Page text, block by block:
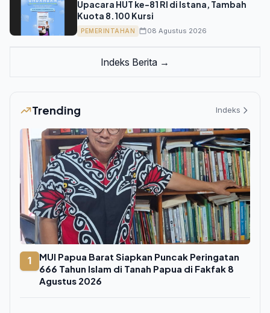
Upacara HUT ke-81 RI di Istana, Tambah
Kuota 8.100 Kursi
PEMERINTAHAN 08 Agustus 2026
Indeks Berita →
Trending Indeks
1
MUI Papua Barat Siapkan Puncak Peringatan
666 Tahun Islam di Tanah Papua di Fakfak 8
Agustus 2026